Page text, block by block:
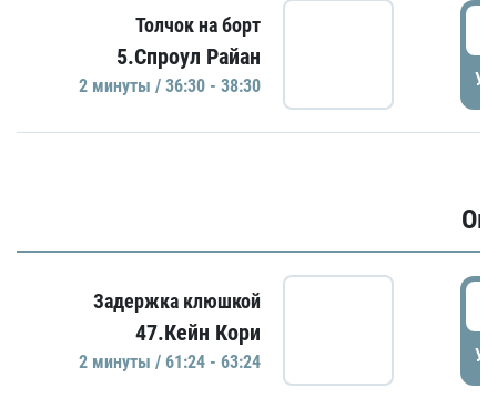
Толчок на борт
5.Спроул Райан
2 минуты / 36:30 - 38:30
Задержка клюшкой
47.Кейн Кори
2 минуты / 61:24 - 63:24